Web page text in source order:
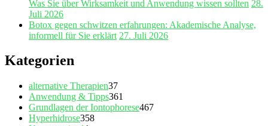
Was Sie über Wirksamkeit und Anwendung wissen sollten 28.
Juli 2026
Botox gegen schwitzen erfahrungen: Akademische Analyse,
informell für Sie erklärt 27. Juli 2026
Kategorien
alternative Therapien37
Anwendung & Tipps361
Grundlagen der Iontophorese467
Hyperhidrose358